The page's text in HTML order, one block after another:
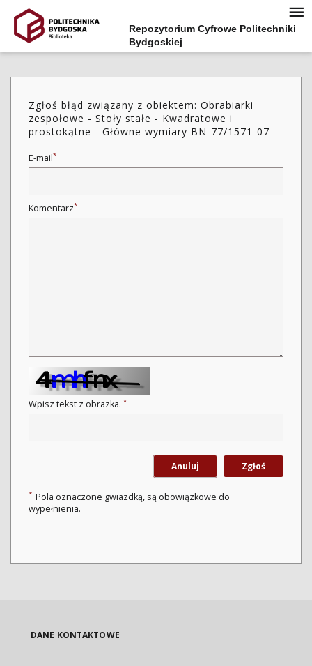
Repozytorium Cyfrowe Politechniki
Bydgoskiej
Zgłoś błąd związany z obiektem: Obrabiarki
zespołowe - Stoły stałe - Kwadratowe i
prostokątne - Główne wymiary BN-77/1571-07
E-mail*
Komentarz*
Wpisz tekst z obrazka. *
Anuluj Zgłoś
* Pola oznaczone gwiazdką, są obowiązkowe do
wypełnienia.
DANE KONTAKTOWE